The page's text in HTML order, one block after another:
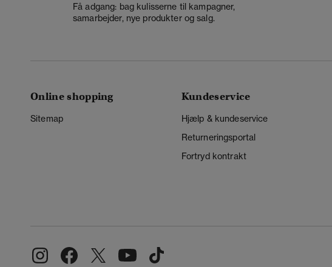
Få adgang: bag kulisserne til kampagner,
samarbejder, nye produkter og salg.
Online shopping
Sitemap
Kundeservice
Hjælp & kundeservice
Returneringsportal
Fortryd kontrakt